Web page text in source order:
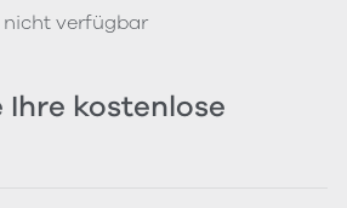
verfügbar
Ihre kostenlose